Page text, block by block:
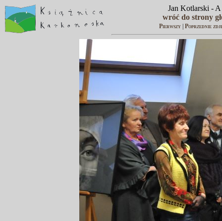
Jan Kotlarski - A
wróć do strony
Pierwszy| Poprzednie